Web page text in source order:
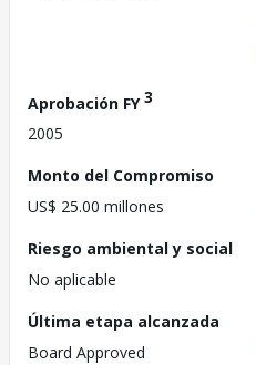
Aprobación FY3
2005
Monto del Compromiso
US$ 25.00 millones
Riesgo ambiental y social
No aplicable
Última etapa alcanzada
Board Approved